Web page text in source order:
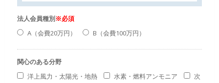
法人会員種別※必須
A（会費20万円）
B（会費100万円）
関心のある分野
洋上風力・太陽光・地熱
水素・燃料アンモニア
次